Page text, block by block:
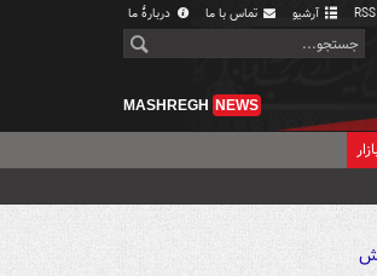
آرشیو تماس با ما دربارهٔ ما
MASHREGH NEWS